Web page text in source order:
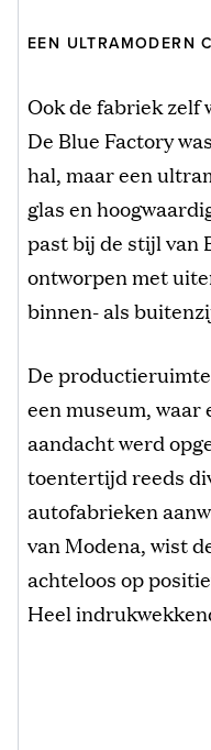
EEN ULTRAMODERN
Ook de fabriek
De Blue Factory
hal, maar een
glas en
past bij de stijl van
ontworpen met
binnen- als
De
een museum, waar
aandacht werd
toentertijd reeds
autofabrieken
van Modena, wist
achteloos op
Heel